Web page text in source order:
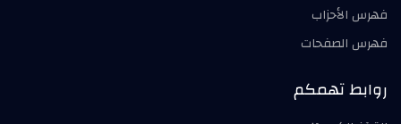
فهرس الأحزاب
فهرس الصفحات
روابط تهمكم